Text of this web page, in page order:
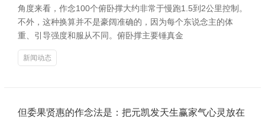
角度来看，作念100个俯卧撑大约非常于慢跑1.5到2公里控制。
不外，这种换算并不是豪阔准确的，因为每个东说念主的体
重、引导强度和服从不同。俯卧撑主要锤真金
新闻动态
但委果贤惠的作念法是：把元凯发天生赢家气心灵放在